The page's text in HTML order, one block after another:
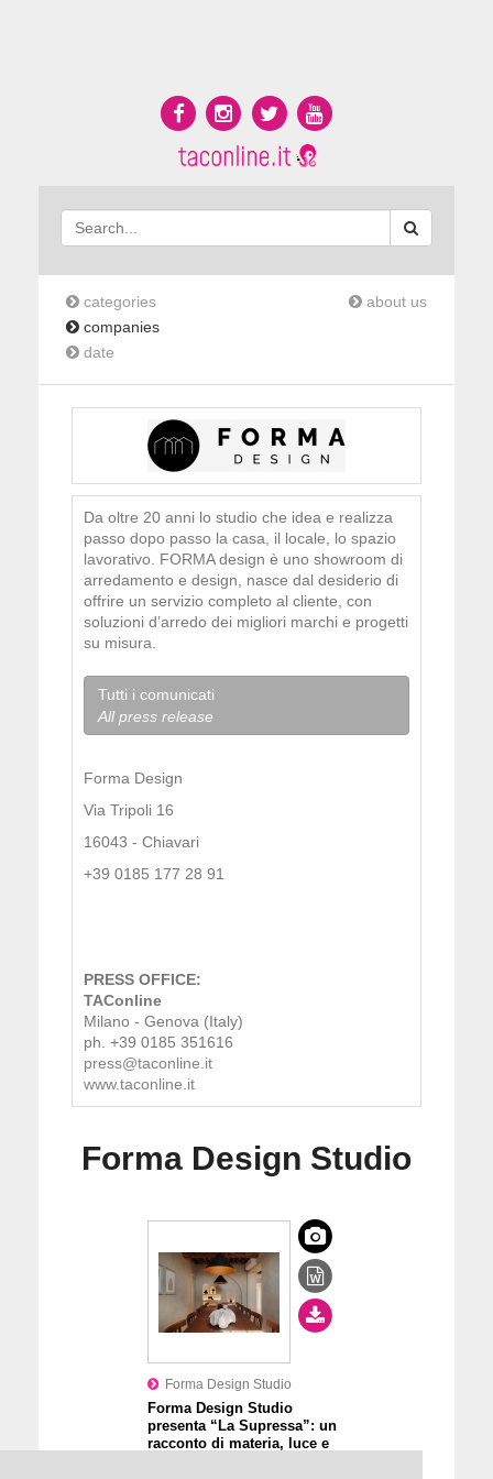
categories
companies
date
about us
Da oltre 20 anni lo studio che idea e realizza
passo dopo passo la casa, il locale, lo spazio
lavorativo. FORMA design è uno showroom di
arredamento e design, nasce dal desiderio di
offrire un servizio completo al cliente, con
soluzioni d’arredo dei migliori marchi e progetti
su misura.
Tutti i comunicati
All press release
Forma Design
Via Tripoli 16
16043 - Chiavari
+39 0185 177 28 91
PRESS OFFICE:
TAConline
Milano - Genova (Italy)
ph. +39 0185 351616
press@taconline.it
www.taconline.it
Forma Design Studio
Forma Design Studio
Forma Design Studio
presenta “La Supressa”: un
racconto di materia, luce e